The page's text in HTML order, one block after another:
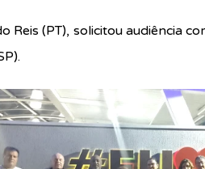
Reis (PT), solicitou audiência